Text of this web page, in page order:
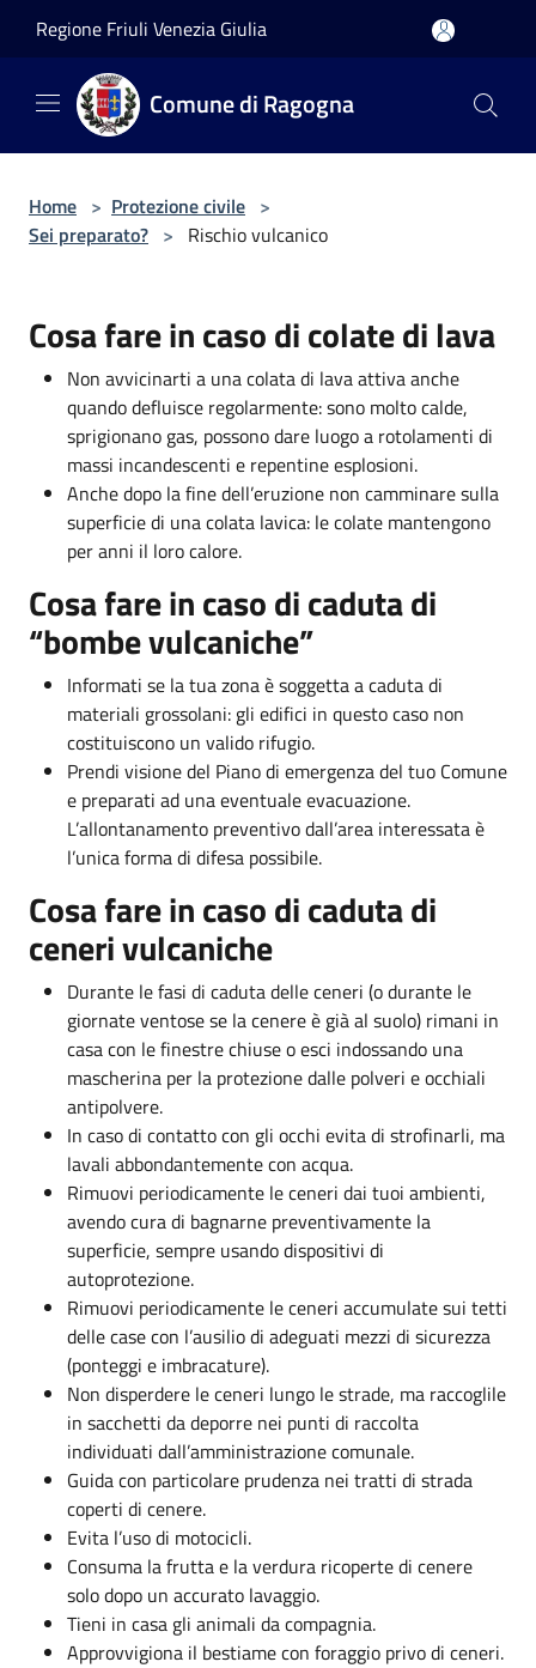
Regione Friuli Venezia Giulia
Comune di Ragogna
Home > Protezione civile >
Sei preparato? > Rischio vulcanico
Cosa fare in caso di colate di lava
Non avvicinarti a una colata di lava attiva anche
quando defluisce regolarmente: sono molto calde,
sprigionano gas, possono dare luogo a rotolamenti di
massi incandescenti e repentine esplosioni.
Anche dopo la fine dell’eruzione non camminare sulla
superficie di una colata lavica: le colate mantengono
per anni il loro calore.
Cosa fare in caso di caduta di
“bombe vulcaniche”
Informati se la tua zona è soggetta a caduta di
materiali grossolani: gli edifici in questo caso non
costituiscono un valido rifugio.
Prendi visione del Piano di emergenza del tuo Comune
e preparati ad una eventuale evacuazione.
L’allontanamento preventivo dall’area interessata è
l’unica forma di difesa possibile.
Cosa fare in caso di caduta di
ceneri vulcaniche
Durante le fasi di caduta delle ceneri (o durante le
giornate ventose se la cenere è già al suolo) rimani in
casa con le finestre chiuse o esci indossando una
mascherina per la protezione dalle polveri e occhiali
antipolvere.
In caso di contatto con gli occhi evita di strofinarli, ma
lavali abbondantemente con acqua.
Rimuovi periodicamente le ceneri dai tuoi ambienti,
avendo cura di bagnarne preventivamente la
superficie, sempre usando dispositivi di
autoprotezione.
Rimuovi periodicamente le ceneri accumulate sui tetti
delle case con l’ausilio di adeguati mezzi di sicurezza
(ponteggi e imbracature).
Non disperdere le ceneri lungo le strade, ma raccoglile
in sacchetti da deporre nei punti di raccolta
individuati dall’amministrazione comunale.
Guida con particolare prudenza nei tratti di strada
coperti di cenere.
Evita l’uso di motocicli.
Consuma la frutta e la verdura ricoperte di cenere
solo dopo un accurato lavaggio.
Tieni in casa gli animali da compagnia.
Approvvigiona il bestiame con foraggio privo di ceneri.